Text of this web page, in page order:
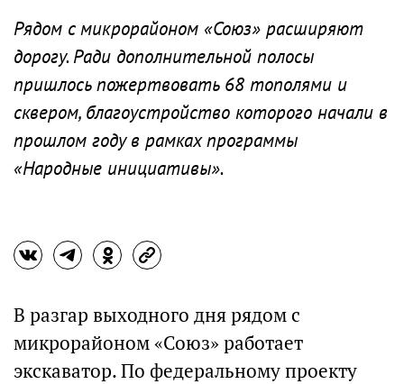
Рядом с микрорайоном «Союз» расширяют
дорогу. Ради дополнительной полосы
пришлось пожертвовать 68 тополями и
сквером, благоустройство которого начали в
прошлом году в рамках программы
«Народные инициативы».
В разгар выходного дня рядом с
микрорайоном «Союз» работает
экскаватор. По федеральному проекту